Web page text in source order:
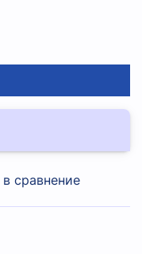
сравнение